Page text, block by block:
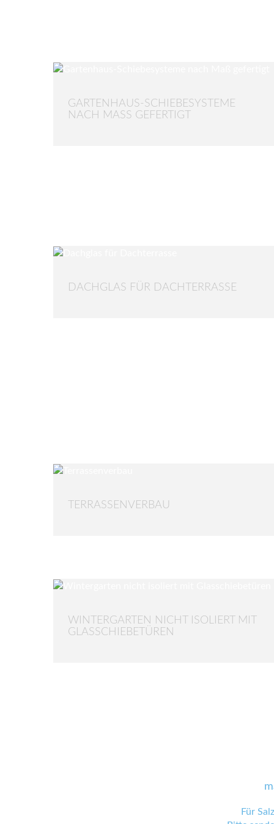
GARTENHAUS-SCHIEBESYSTEME
NACH MASS GEFERTIGT
DACHGLAS FÜR DACHTERRASSE
TERRASSENVERBAU
WINTERGARTEN NICHT ISOLIERT MIT
GLASSCHIEBETÜREN
Für